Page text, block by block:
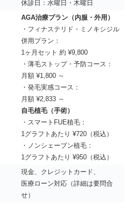
休診日：水曜日・木曜日
AGA治療プラン（内服・外用）
・フィナステリド・ミノキシジル
併用プラン：
1ヶ月セット 約 ¥9,800
・薄毛ストップ・予防コース：
月額 ¥1,800 ～
・発毛実感コース：
月額 ¥2,833 ～
自毛植毛（手術）
・スマートFUE植毛：
1グラフトあたり ¥720（税込）
・ノンシェーブン植毛：
1グラフトあたり ¥950（税込）
現金、クレジットカード、
医療ローン対応（詳細は要問合
せ）